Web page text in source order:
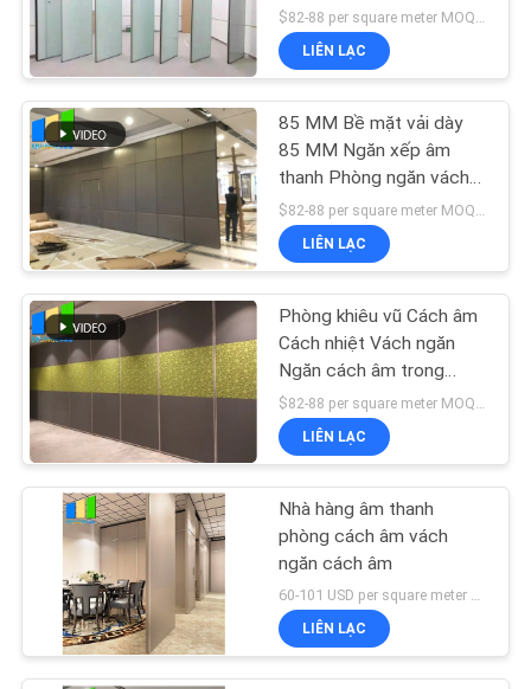
cách âm
$82-88 per square meter MOQ:Không có moq, số lượng nhỏ chào đón
LIÊN LẠC
85 MM Bề mặt vải dày
85 MM Ngăn xếp âm
thanh Phòng ngăn vách
ngăn
LIÊN LẠC
Phòng khiêu vũ Cách âm
Cách nhiệt Vách ngăn
Ngăn cách âm trong
phòng
LIÊN LẠC
Nhà hàng âm thanh
phòng cách âm vách
ngăn cách âm
60-101 USD per square meter MOQ:10pcs
LIÊN LẠC